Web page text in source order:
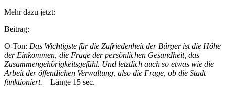
Mehr dazu jetzt:
Beitrag:
O-Ton: Das Wichtigste für die Zufriedenheit der Bürger ist die Höhe
der Einkommen, die Frage der persönlichen Gesundheit, das
Zusammengehörigkeitsgefühl. Und letztlich auch so etwas wie die
Arbeit der öffentlichen Verwaltung, also die Frage, ob die Stadt
funktioniert. – Länge 15 sec.